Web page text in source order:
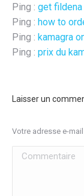
Ping : get
Ping : how to
Ping : kamagra
Ping : prix du
Laisser un
Votre adresse e-
Commentaire